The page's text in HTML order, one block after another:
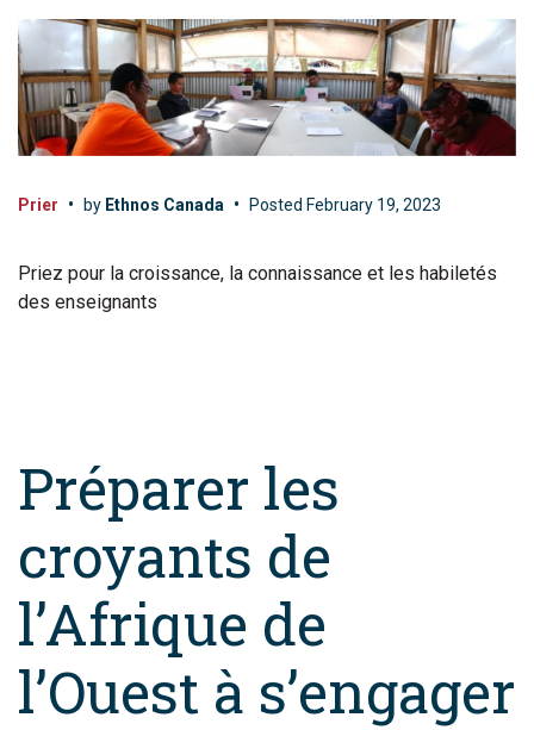
Prier • by Ethnos Canada • Posted February 19, 2023
Priez pour la croissance, la connaissance et les habiletés
des enseignants
Préparer les
croyants de
l’Afrique de
l’Ouest à s’engager